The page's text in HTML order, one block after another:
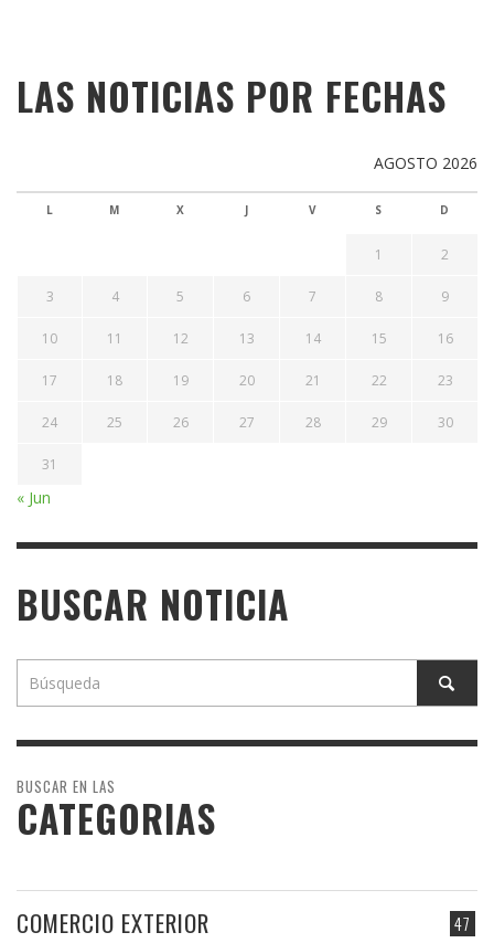
LAS NOTICIAS POR FECHAS
AGOSTO 2026
L M X J V S D
1 2
3 4 5 6 7 8 9
10 11 12 13 14 15 16
17 18 19 20 21 22 23
24 25 26 27 28 29 30
31
« Jun
BUSCAR NOTICIA
BUSCAR EN LAS
CATEGORIAS
47
COMERCIO EXTERIOR